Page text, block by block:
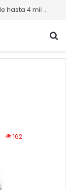
Gusano barrenador provoca pérdidas de hasta 4 mil pesos por becerro
162